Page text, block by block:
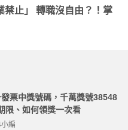
禁止」 轉職沒自由？！掌
票中獎號碼，千萬獎號38548
限、如何領獎一次看
編